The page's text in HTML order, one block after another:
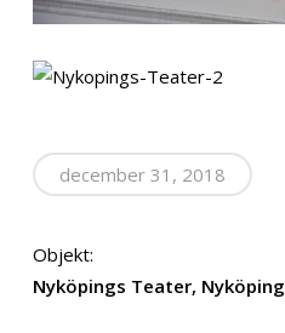
december 31, 2018
Objekt:
Nyköpings Teater, Nyköping